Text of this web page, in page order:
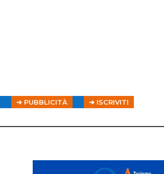
➔ PUBBLICITÀ ➔ ISCRIVITI